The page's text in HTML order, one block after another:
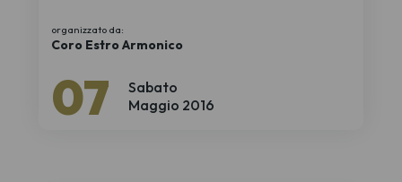
Sabato
07 Maggio 2016
organizzato da:
Coro Estro Armonico